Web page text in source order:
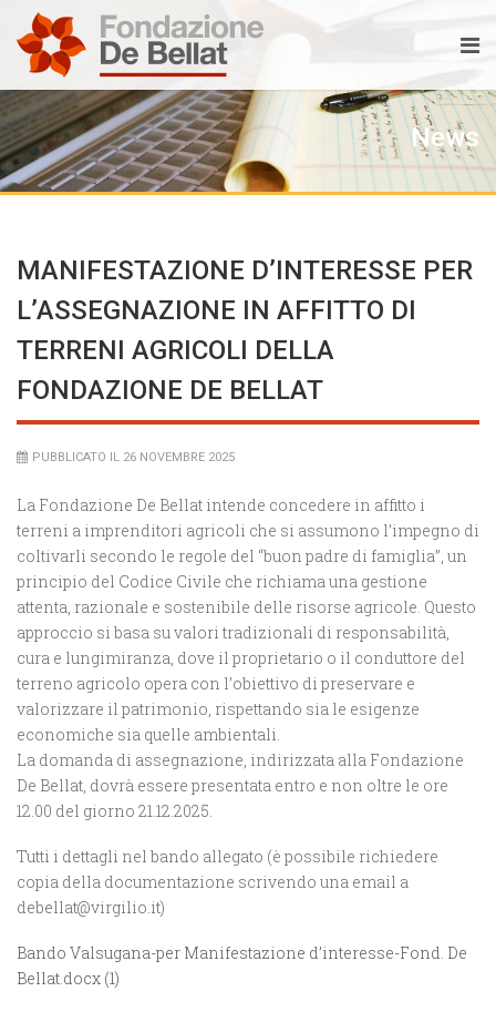
News
MANIFESTAZIONE D’INTERESSE PER
L’ASSEGNAZIONE IN AFFITTO DI
TERRENI AGRICOLI DELLA
FONDAZIONE DE BELLAT
PUBBLICATO IL 26 NOVEMBRE 2025
La Fondazione De Bellat intende concedere in affitto i
terreni a imprenditori agricoli che si assumono l’impegno di
coltivarli secondo le regole del “buon padre di famiglia”, un
principio del Codice Civile che richiama una gestione
attenta, razionale e sostenibile delle risorse agricole. Questo
approccio si basa su valori tradizionali di responsabilità,
cura e lungimiranza, dove il proprietario o il conduttore del
terreno agricolo opera con l’obiettivo di preservare e
valorizzare il patrimonio, rispettando sia le esigenze
economiche sia quelle ambientali.
La domanda di assegnazione, indirizzata alla Fondazione
De Bellat, dovrà essere presentata entro e non oltre le ore
12.00 del giorno 21.12.2025.
Tutti i dettagli nel bando allegato (è possibile richiedere
copia della documentazione scrivendo una email a
debellat@virgilio.it)
Bando Valsugana-per Manifestazione d’interesse-Fond. De
Bellat.docx (1)